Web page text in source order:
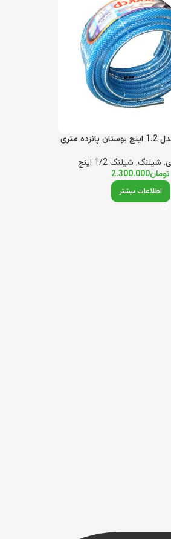
متری
, شیلنگ, شیلنگ 1/2 اینچ
تومان2.300.000
اطلاعات بیشتر